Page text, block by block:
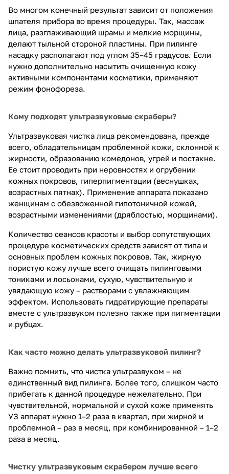
Во многом конечный результат зависит от положения
шпателя прибора во время процедуры. Так, массаж
лица, разглаживающий шрамы и мелкие морщины,
делают тыльной стороной пластины. При пилинге
насадку располагают под углом 35–45 градусов. Если
нужно дополнительно насытить очищенную кожу
активными компонентами косметики, применяют
режим фонофореза.
Кому подходят ультразвуковые скраберы?
Ультразвуковая чистка лица рекомендована, прежде
всего, обладательницам проблемной кожи, склонной к
жирности, образованию комедонов, угрей и постакне.
Ее стоит проводить при неровностях и огрубении
кожных покровов, гиперпигментации (веснушках,
возрастных пятнах). Применение аппарата показано
женщинам с обезвоженной гипотоничной кожей,
возрастными изменениями (дряблостью, морщинами).
Количество сеансов красоты и выбор сопутствующих
процедуре косметических средств зависят от типа и
основных проблем кожных покровов. Так, жирную
пористую кожу лучше всего очищать пилинговыми
тониками и лосьонами, сухую, чувствительную и
увядающую кожу – растворами с увлажняющим
эффектом. Использовать гидратирующие препараты
вместе с ультразвуком полезно также при пигментации
и рубцах.
Как часто можно делать ультразвуковой пилинг?
Важно помнить, что чистка ультразвуком – не
единственный вид пилинга. Более того, слишком часто
прибегать к данной процедуре нежелательно. При
чувствительной, нормальной и сухой коже применять
УЗ аппарат нужно 1–2 раза в квартал, при жирной и
проблемной – раз в месяц, при комбинированной – 1–2
раза в месяц.
Чистку ультразвуковым скрабером лучше всего